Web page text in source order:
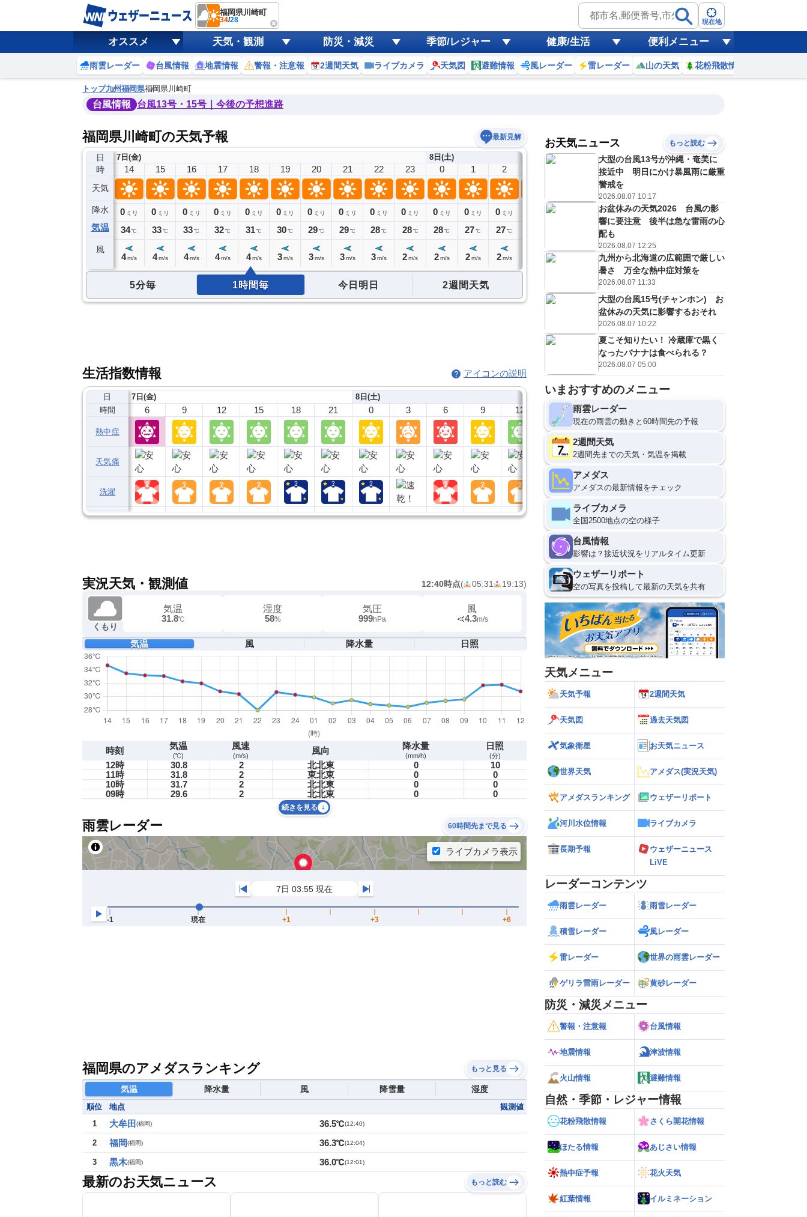
福岡県川崎町
34/28 現在地
オススメ 天気・観測 防災・減災 季節/レジャー 健康/生活 便利メニュー
雨雲レーダー 台風情報 地震情報 警報・注意報 2週間天気 ライブカメラ 天気図 避難情報 風レーダー 雷レーダー 山の天気 花粉飛散情報
トップ九州福岡県福岡県川崎町
台風情報 台風13号・15号｜今後の予想進路
福岡県川崎町の天気予報 最新見解
日
時
天気
降水
気温
風
7日(金)
13
0ミリ
33℃
14
0 ミリ
34℃
4 m/s
15
0 ミリ
33℃
4 m/s
16
0 ミリ
33℃
4 m/s
17
0 ミリ
32℃
4 m/s
18
0 ミリ
31℃
4 m/s
19
0 ミリ
30℃
3 m/s
20
0 ミリ
29℃
3 m/s
21
0 ミリ
29℃
3 m/s
22
0 ミリ
28℃
3 m/s
23
0 ミリ
28 ℃
2m/s
8日(土)
0
0 ミリ
28℃
2 m/s
1
0 ミリ
27℃
2 m/s
2
0 ミリ
27℃
2 m/s
5
ミリ
27℃
m/s
0ミリ
2m/s
7
0ミリ
3m/s
8
0ミリ
3m/s
9
0
3 m/s
5分毎 1時間毎 今日明日 2週間天気
生活指数情報 アイコンの説明
日
時間
熱中症
天気痛
洗濯
7日(金)
6 9 12 15 18 21
8日(土)
0 3 6 9 12
実況天気・観測値 12:40時点( 05:31 19:13)
くもり
気温
31.8℃
湿度
58%
気圧
999hPa
風
4.3m/s
気温 風 降水量 日照
時刻 気温
(℃)
風速
(m/s) 風向 降水量
(mm/h)
日照
(分)
12時 30.8 2 北北東 0
10
11時
31.8 2 東北東 0
0
10時
31.7 2 北北東 0
0
09時
29.6 2 北北東 0 0
続きを見る
雨雲レーダー 60時間先まで見る
福岡県のアメダスランキング もっと見る
気温 降水量 風 降雪量 湿度
順位 地点
観測値
1
大牟田 (福岡) 36.5℃(12:40)
2 福岡(福岡) 36.3℃(12:04)
3 黒木(福岡) 36.0℃(12:01)
最新のお天気ニュース もっと読む
お天気ニュース もっと読む
大型の台風13号が沖縄・奄美に
接近中 明日にかけ暴風雨に厳重
警戒を
2026.08.07 10:17
お盆休みの天気2026 台風の影
響に要注意 後半は急な雷雨の心
配も
2026.08.07 12:25
九州から北海道の広範囲で厳しい
暑さ 万全な熱中症対策を
2026.08.07 11:33
大型の台風15号(チャンホン) お
盆休みの天気に影響するおそれ
2026.08.07 10:22
夏こそ知りたい！ 冷蔵庫で黒く
なったバナナは食べられる？
2026.08.07 05:00
いまおすすめのメニュー
雨雲レーダー
現在の雨雲の動きと60時間先の予報
2週間天気
2週間先までの天気・気温を掲載
アメダス
アメダスの最新情報をチェック
ライブカメラ
全国2500地点の空の様子
台風情報
影響は？接近状況をリアルタイム更新
ウェザーリポート
空の写真を投稿して最新の天気を共有
天気メニュー
天気予報 2週間天気
天気図 過去天気図
気象衛星 お天気ニュース
世界天気 アメダス(実況天気)
アメダスランキング ウェザーリポート
河川水位情報 ライブカメラ
長期予報
ウェザーニュース
LiVE
レーダーコンテンツ
雨雲レーダー 雨雪レーダー
積雪レーダー 風レーダー
雷レーダー 世界の雨雲レーダー
ゲリラ雷雨レーダー 黄砂レーダー
防災・減災メニュー
警報・注意報 台風情報
地震情報 津波情報
火山情報 避難情報
自然・季節・レジャー情報
花粉飛散情報 さくら開花情報
ほたる情報 あじさい情報
熱中症予報 花火天気
紅葉情報 イルミネーション